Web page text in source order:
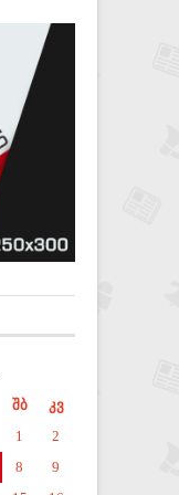
შბ
კვ
1
2
8
9